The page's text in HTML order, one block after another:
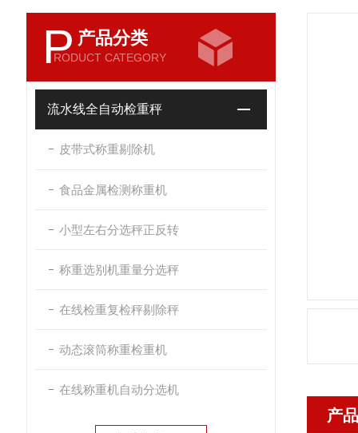
P 产品分类
RODUCT CATEGORY
流水线全自动检重秤
皮带式称重剔除机
食品金属检测称重机
小型左右分选秤正反转
称重选别机重量分选秤
在线检重复检秤剔除秤
动态滚筒称重检重机
在线称重机自动分选机
产